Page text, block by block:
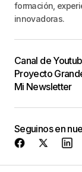
formación,
innovadoras.
Canal de
Proyecto
Mi Newsletter
Seguinos en